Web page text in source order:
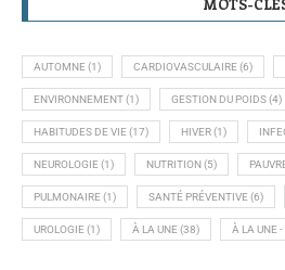
AUTOMNE (1) CARDIOVASCULAIRE (6)
ENVIRONNEMENT(1) GESTION DU POIDS(4)
HABITUDES DE VIE (17) HIVER(1)
NEUROLOGIE (1) NUTRITION(5)
PULMONAIRE (1) SANTÉ PRÉVENTIVE (6)
UROLOGIE (1) À LA UNE (38) À LA UNE